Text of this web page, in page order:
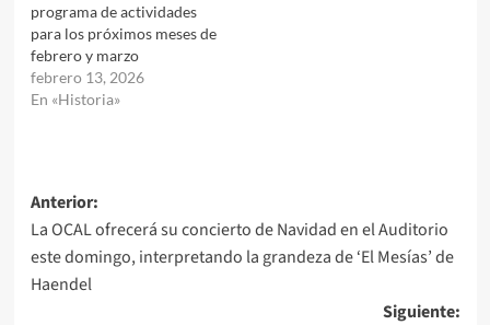
programa de actividades
para los próximos meses de
febrero y marzo
febrero 13, 2026
En «Historia»
Navegación
de
entradas
Anterior:
La OCAL ofrecerá su concierto de Navidad en el Auditorio
este domingo, interpretando la grandeza de ‘El Mesías’ de
Haendel
Siguiente: